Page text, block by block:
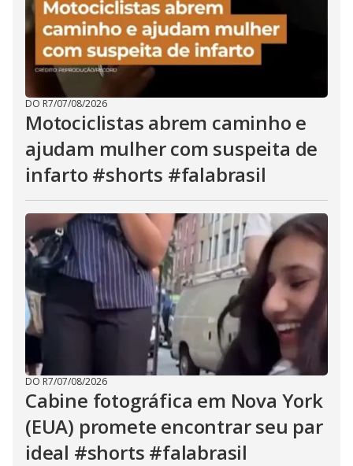
DO R7/07/08/2026
Motociclistas abrem caminho e
ajudam mulher com suspeita de
infarto #shorts #falabrasil
DO R7/07/08/2026
Cabine fotográfica em Nova York
(EUA) promete encontrar seu par
ideal #shorts #falabrasil